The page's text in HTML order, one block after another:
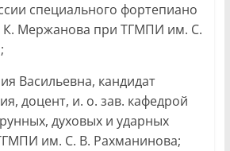
специального фортепиано
К. Мержанова при ТГМПИ им. С.
Васильевна, кандидат
доцент, и. о. зав. кафедрой
духовых и ударных
им. С. В. Рахманинова;